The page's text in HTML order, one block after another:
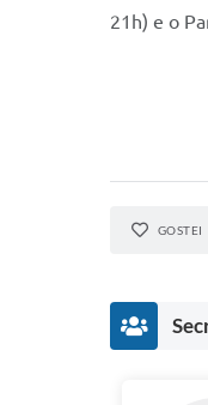
21h) e o
GOSTEI